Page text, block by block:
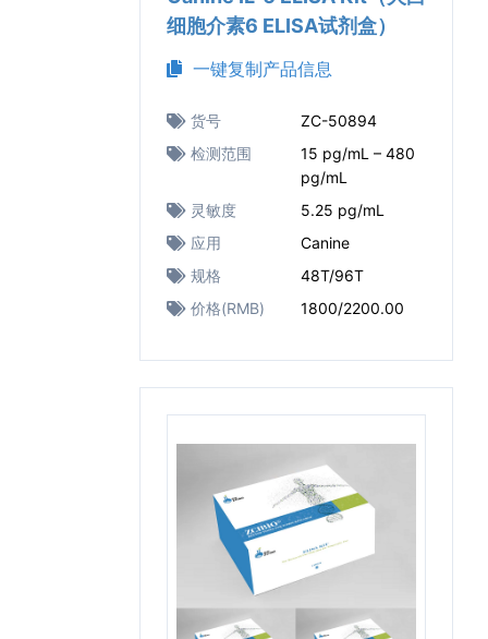
细胞介素6 ELISA试剂盒）
一键复制产品信息
货号
ZC-50894
检测范围
15 pg/mL – 480
pg/mL
灵敏度
5.25 pg/mL
应用
Canine
规格
48T/96T
价格(RMB)
1800/2200.00